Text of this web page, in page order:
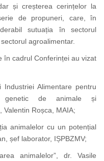
și creșterea cerințelor la
de propuneri, care, în
sutuația în sectorul
agroalimentar.
în cadrul Conferinței au vizat
Industriei Alimentare pentru
genetic de animale și
Valentin Roșca, MAIA;
animalelor cu un potențial
șef laborator, IȘPBZMV;
animalelor”, dr. Vasile